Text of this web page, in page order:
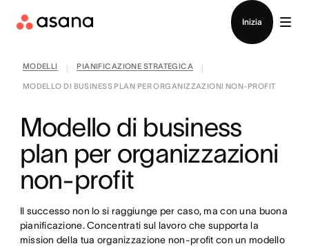
Inizia
MODELLI PIANIFICAZIONE STRATEGICA
MODELLO DI BUSINESS PLAN PER ORGANIZZAZIONI NON-PROFIT
Modello di business
plan per organizzazioni
non-profit
Il successo non lo si raggiunge per caso, ma con una buona
pianificazione. Concentrati sul lavoro che supporta la
mission della tua organizzazione non-profit con un modello